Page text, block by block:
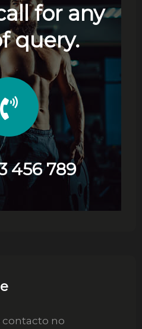
for any
query.
456 789
contacto no